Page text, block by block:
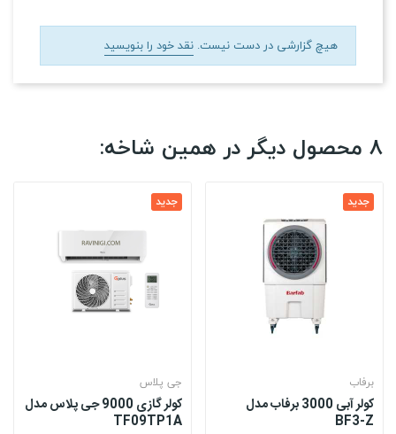
هیچ گزارشی در دست نیست. نقد خود را بنویسید
8 محصول دیگر در همین شاخه:
جدید
جی پلاس
کولر گازی 9000 جی پلاس مدل
TF09TP1A
جدید
برفاب
کولر آبی 3000 برفاب مدل
BF3-Z